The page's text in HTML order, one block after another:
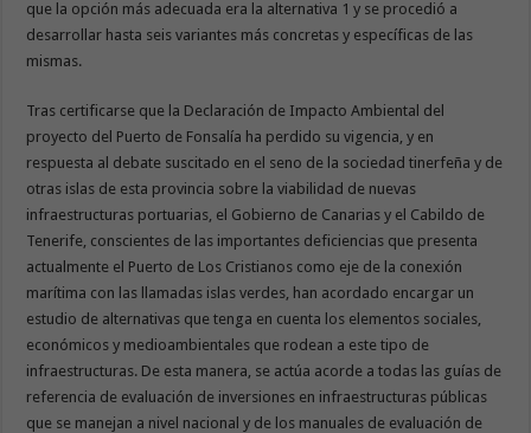
que la opción más adecuada era la alternativa 1 y se procedió a
desarrollar hasta seis variantes más concretas y específicas de las
mismas.
Tras certificarse que la Declaración de Impacto Ambiental del
proyecto del Puerto de Fonsalía ha perdido su vigencia, y en
respuesta al debate suscitado en el seno de la sociedad tinerfeña y de
otras islas de esta provincia sobre la viabilidad de nuevas
infraestructuras portuarias, el Gobierno de Canarias y el Cabildo de
Tenerife, conscientes de las importantes deficiencias que presenta
actualmente el Puerto de Los Cristianos como eje de la conexión
marítima con las llamadas islas verdes, han acordado encargar un
estudio de alternativas que tenga en cuenta los elementos sociales,
económicos y medioambientales que rodean a este tipo de
infraestructuras. De esta manera, se actúa acorde a todas las guías de
referencia de evaluación de inversiones en infraestructuras públicas
que se manejan a nivel nacional y de los manuales de evaluación de